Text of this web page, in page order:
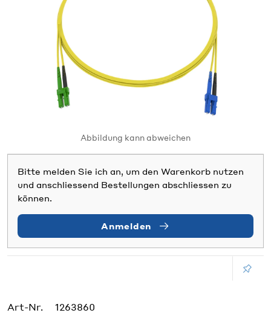
Abbildung kann abweichen
Bitte melden Sie ich an, um den Warenkorb nutzen
und anschliessend Bestellungen abschliessen zu
können.
Anmelden
Art-Nr. 1263860